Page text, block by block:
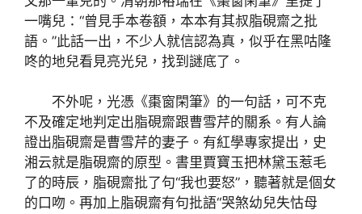
一嘴兒：“曾見手本卷額，本本有其叔脂硯齋之批
語。”此話一出，不少人就信認為真，似乎在黑咕隆
咚的地兒看見亮光兒，找到謎底了。
不外呢，光憑《棗窗閑筆》的一句話，可不克
不及確定地判定出脂硯齋跟曹雪芹的關系。有人論
證出脂硯齋是曹雪芹的妻子。有紅學專家提出，史
湘云就是脂硯齋的原型。書里賈寶玉把林黛玉惹毛
了的時辰，脂硯齋批了句“我也要怒”，聽著就是個女
的口吻。再加上脂硯齋有句批語“哭煞幼兒失怙母